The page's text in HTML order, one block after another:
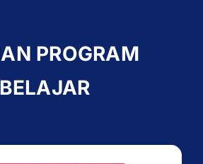
PROGRAM
BELAJAR